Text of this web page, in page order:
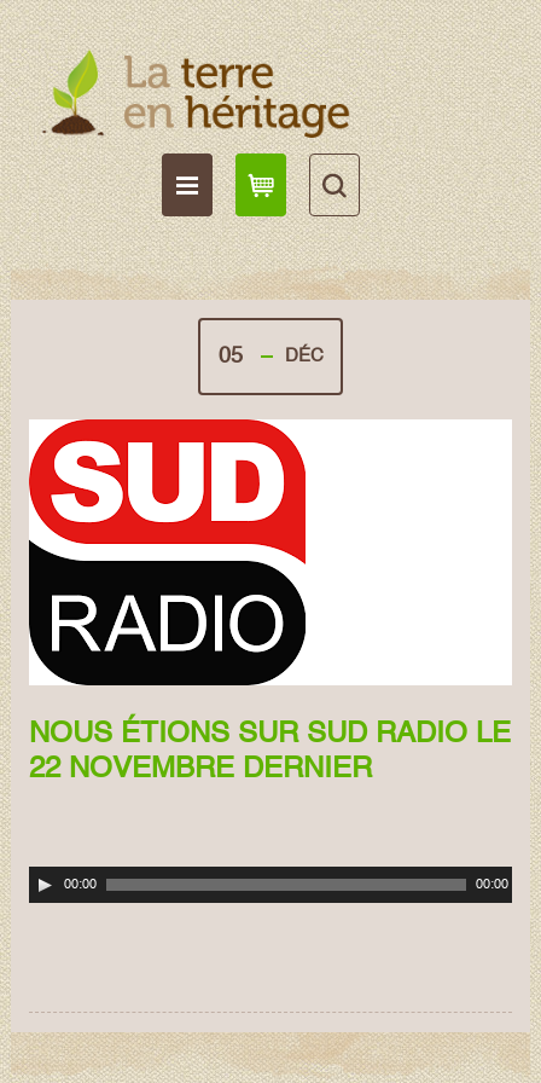
05 DÉC
NOUS ÉTIONS SUR SUD RADIO LE
22 NOVEMBRE DERNIER
Lecteur
audio
00:00 00:00